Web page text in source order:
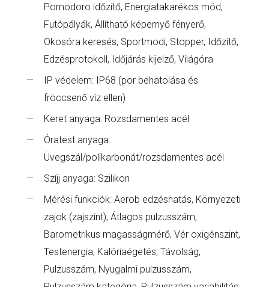
Pomodoro időzítő, Energiatakarékos mód,
Futópályák, Állítható képernyő fényerő,
Okosóra keresés, Sportmodi, Stopper, Időzítő,
Edzésprotokoll, Időjárás kijelző, Világóra
IP védelem: IP68 (por behatolása és
fröccsenő víz ellen)
Keret anyaga: Rozsdamentes acél
Óratest anyaga:
Üvegszál/polikarbonát/rozsdamentes acél
Szíjj anyaga: Szilikon
Mérési funkciók: Aerob edzéshatás, Környezeti
zajok (zajszint), Átlagos pulzusszám,
Barometrikus magasságmérő, Vér oxigénszint,
Testenergia, Kalóriaégetés, Távolság,
Pulzusszám, Nyugalmi pulzusszám,